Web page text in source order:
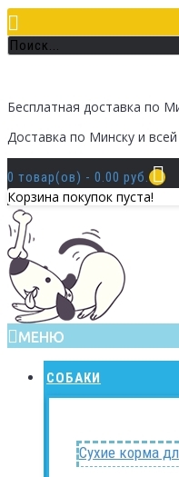
Бесплатная доставка по
Доставка по Минску и
0 товар(ов) - 0.00 руб.
Корзина покупок пуста!
МЕНЮ
СОБАКИ
Сухие корма